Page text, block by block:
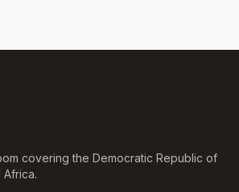
covering the Democratic Republic of
Africa.